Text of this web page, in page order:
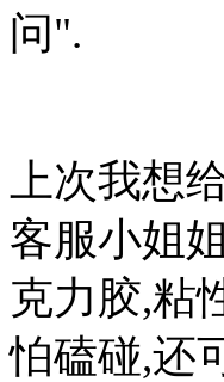
问".
上次我想
客服小姐
克力胶,粘
怕磕碰,还